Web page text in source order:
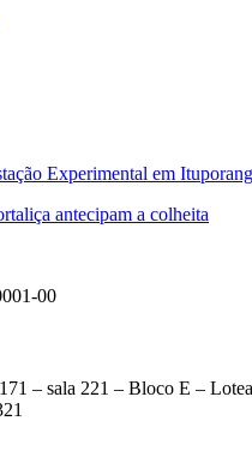
Experimental em
antecipam a colheita
00
– sala 221 – Bloco E –